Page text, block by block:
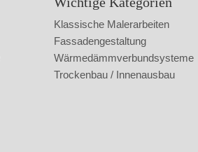
Klassische Malerarbeiten
Fassadengestaltung
Wärmedämmverbundsysteme
Trockenbau / Innenausbau